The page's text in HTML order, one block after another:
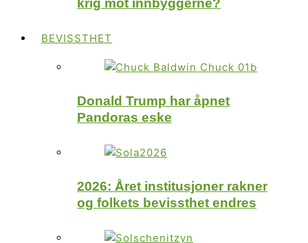
krig mot innbyggerne?
BEVISSTHET
Donald Trump har åpnet
Pandoras eske
2026: Året institusjoner rakner
og folkets bevissthet endres